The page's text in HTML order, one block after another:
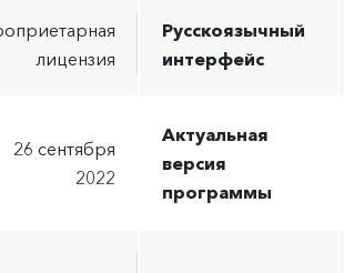
лицензия
Русскоязычный
интерфейс
26 сентября
2022
Актуальная
версия
программы